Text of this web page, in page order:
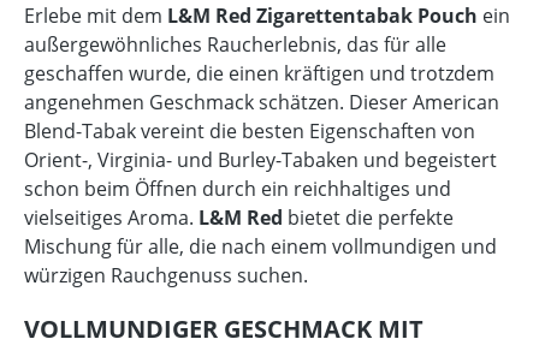
Erlebe mit dem L&M Red Zigarettentabak Pouch ein
außergewöhnliches Raucherlebnis, das für alle
geschaffen wurde, die einen kräftigen und trotzdem
angenehmen Geschmack schätzen. Dieser American
Blend-Tabak vereint die besten Eigenschaften von
Orient-, Virginia- und Burley-Tabaken und begeistert
schon beim Öffnen durch ein reichhaltiges und
vielseitiges Aroma. L&M Red bietet die perfekte
Mischung für alle, die nach einem vollmundigen und
würzigen Rauchgenuss suchen.
VOLLMUNDIGER GESCHMACK MIT